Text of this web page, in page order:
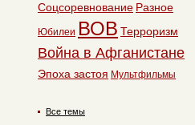
Соцсоревнование Разное
Юбилеи ВОВ Терроризм
Война в Афганистане
Эпоха застоя Мультфильмы
Все темы